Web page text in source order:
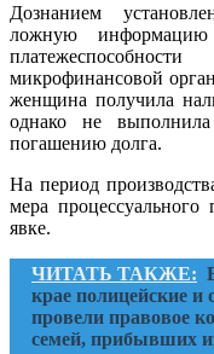
Дознанием
ложную
микрофинансовой
женщина получила
однако не
погашению долга.
На период
мера процессуального
явке.
ЧИТАТЬ ТАКЖЕ:
крае полицейские и
провели правовое
семей, прибывших